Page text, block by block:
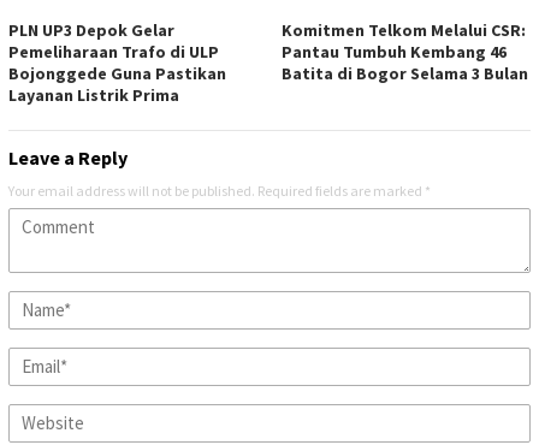
PLN UP3 Depok Gelar
Pemeliharaan Trafo di ULP
Bojonggede Guna Pastikan
Layanan Listrik Prima
Komitmen Telkom Melalui CSR:
Pantau Tumbuh Kembang 46
Batita di Bogor Selama 3 Bulan
Leave a Reply
Your email address will not be published. Required fields are marked *